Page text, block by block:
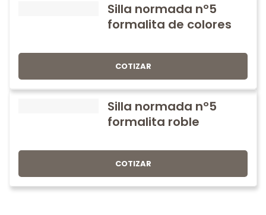
Silla normada nº5
formalita de colores
COTIZAR
Silla normada nº5
formalita roble
COTIZAR